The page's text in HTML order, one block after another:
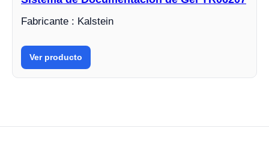
Fabricante : Kalstein
Ver producto